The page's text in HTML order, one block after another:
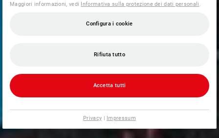
Maggiori informazioni, vedi Informativa sulla protezione dei dati personali
Configura i cookie
Rifiuta tutto
Accetta tutti
Privacy | Impressum